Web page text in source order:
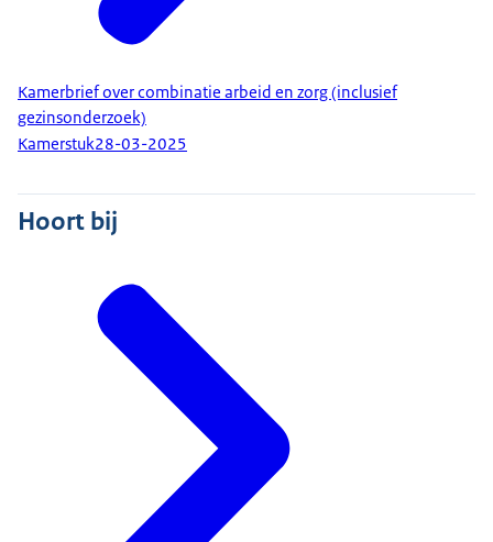
Kamerbrief over combinatie arbeid en zorg (inclusief
gezinsonderzoek)
Kamerstuk28-03-2025
Hoort bij